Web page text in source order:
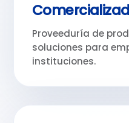
Proveeduría de
soluciones para
instituciones.